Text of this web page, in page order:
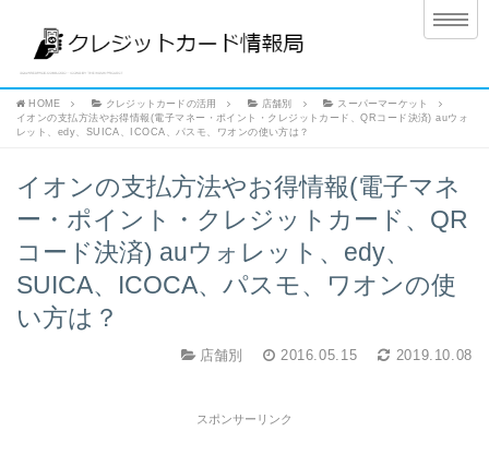
HOME クレジットカードの活用 店舗別
スーパーマーケット
イオンの支払方法やお得情報(電子マネー・ポイント・クレジットカード、QRコード決済) auウォ
レット、edy、SUICA、ICOCA、パスモ、ワオンの使い方は？
イオンの支払方法やお得情報(電子マネ
ー・ポイント・クレジットカード、QR
コード決済) auウォレット、edy、
SUICA、ICOCA、パスモ、ワオンの使
い方は？
店舗別 2016.05.15 2019.10.08
スポンサーリンク